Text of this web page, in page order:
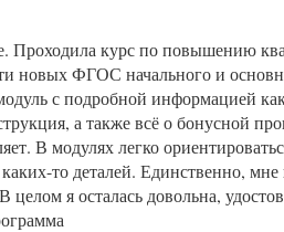
Проходила курс по повышению
новых ФГОС начального и
с подробной информацией
а также всё о бонусной
В модулях легко
то деталей. Единственно, мне
целом я осталась довольна,